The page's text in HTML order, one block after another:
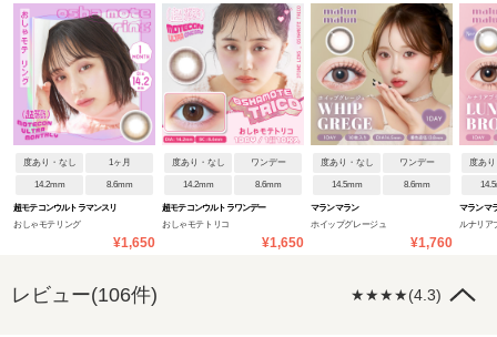
度あり・なし 1ヶ月
14.2mm 8.6mm
超モテコンウルトラマンスリ
おしゃモテリング
¥1,650
度あり・なし ワンデー
14.2mm 8.6mm
超モテコンウルトラワンデー
おしゃモテトリコ
¥1,650
度あり・なし ワンデー
14.5mm 8.6mm
マランマラン
ホイップグレージュ
¥1,760
度あ
マランマ
ルナリア
レビュー(106件) ★★★★(4.3)